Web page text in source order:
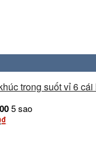
trong suốt vỉ 6
5 sao
₫